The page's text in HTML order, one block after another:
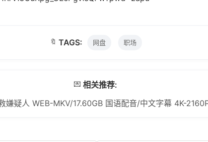
🔖 TAGS: 网盘 职场
💌 相关推荐:
嫌疑人 WEB-MKV/17.60GB 国语配音/中文字幕 4K-